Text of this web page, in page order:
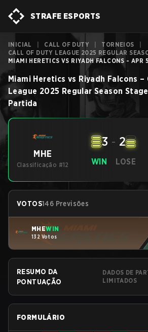
STRAFE ESPORTS
INICIAL CALL OF DUTY TORNEIOS
CALL OF DUTY LEAGUE 2025 REGULAR
MIAMI HERETICS VS RIYADH FALCONS - APR
Miami Heretics vs Riyadh Falcons –
League 2025 Regular Season
Partida
MHE
Classificação #12 WIN
3 - 2
LOSE
VOTOS146 Previsões
MHEWIN
132 Votos
RESUMO DA
PONTUAÇÃO
DADOS DE
LIMITADOS
FORMULÁRIO